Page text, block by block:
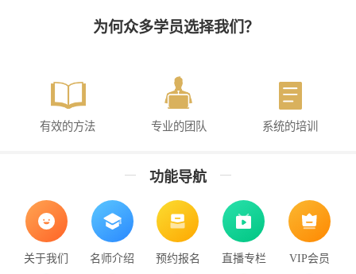
为何众多学员选择我们？
有效的方法 专业的团队 系统的培训
功能导航
关于我们 名师介绍 预约报名 直播专栏 VIP会员